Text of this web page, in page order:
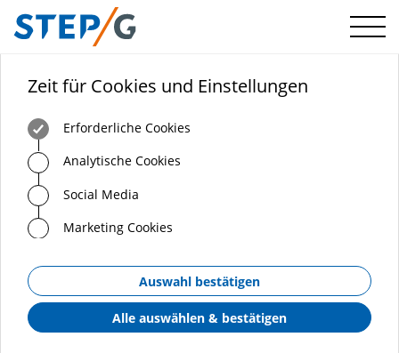
Zeit für Cookies und Einstellungen
Erforderliche Cookies
Analytische Cookies
Social Media
Marketing Cookies
Auswahl bestätigen
Alle auswählen & bestätigen
Menü